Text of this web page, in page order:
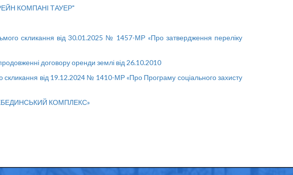
КОМПАНІ ТАУЕР"
скликання від 30.01.2025 № 1457-МР «Про затвердження переліку
договору оренди землі від 26.10.2010
скликання від 19.12.2024 № 1410-МР «Про Програму соціального захисту
КОМПЛЕКС»